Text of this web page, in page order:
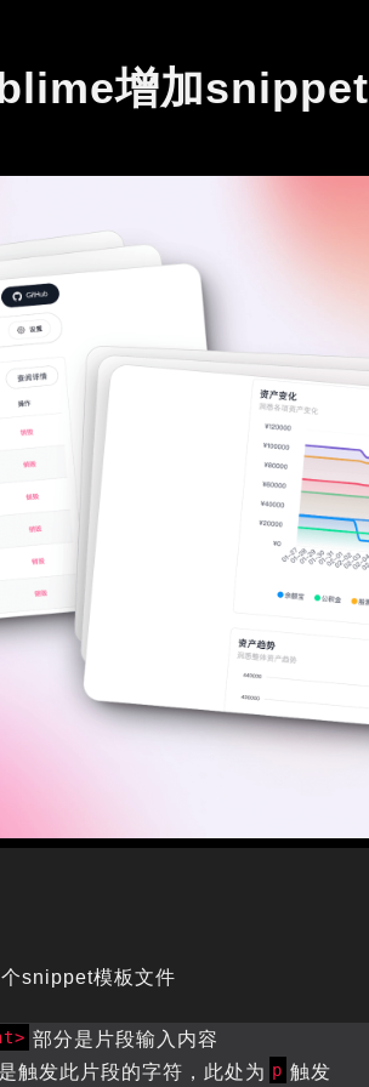
增加snippet
snippet模板文件
部分是片段输入内容
触发此片段的字符，此处为 p 触发